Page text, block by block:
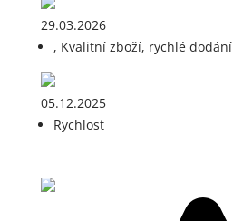
29.03.2026
, Kvalitní zboží, rychlé dodání
05.12.2025
Rychlost